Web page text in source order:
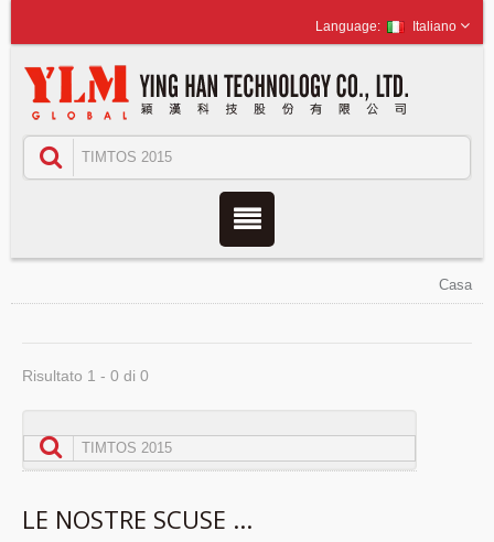
Italiano
Casa
Risultato 1 - 0 di 0
LE NOSTRE SCUSE ...